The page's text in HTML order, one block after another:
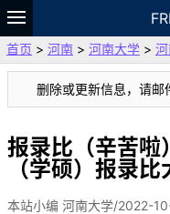
题库
故事 专题
VIP
资料
首页 > 河南 > 河南大学 >
删除或更新信息，请
报录比（辛苦啦
（学硕）报录
本站小编 河南大学/2022-